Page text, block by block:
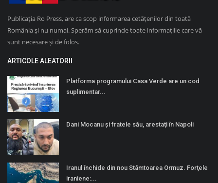
Publicația Ro Press, are ca scop informarea cetățenilor din toată
România și nu numai. Sperăm să cuprinde toate informațiile care vă
sunt necesare și de folos.
ARTICOLE ALEATORII
Platforma programului Casa Verde are un cod
suplimentar...
Dani Mocanu și fratele său, arestați în Napoli
Iranul închide din nou Stâmtoarea Ormuz. Forţele
iraniene:...